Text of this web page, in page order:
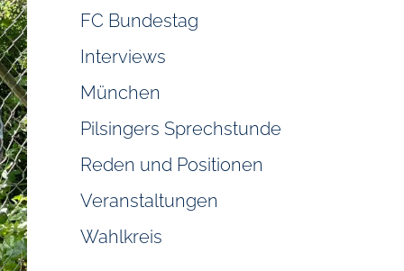
FC Bundestag
Interviews
München
Pilsingers Sprechstunde
Reden und Positionen
Veranstaltungen
Wahlkreis